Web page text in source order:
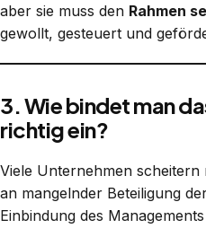
aber sie muss den Rahmen
gewollt, gesteuert und
3. Wie bindet man
richtig ein?
Viele Unternehmen
an mangelnder Beteiligung
Einbindung des